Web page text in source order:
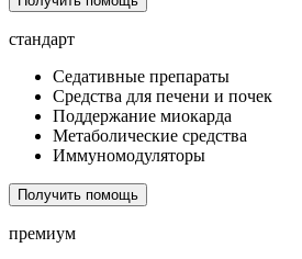
стандарт
Седативные препараты
Средства для печени и почек
Поддержание миокарда
Метаболические средства
Иммуномодуляторы
Получить помощь
премиум